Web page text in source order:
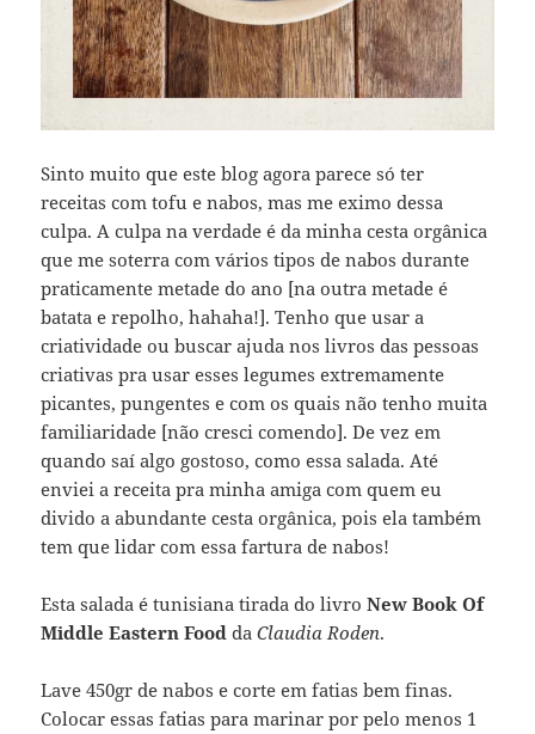
Sinto muito que este blog agora parece só ter
receitas com tofu e nabos, mas me eximo dessa
culpa. A culpa na verdade é da minha cesta orgânica
que me soterra com vários tipos de nabos durante
praticamente metade do ano [na outra metade é
batata e repolho, hahaha!]. Tenho que usar a
criatividade ou buscar ajuda nos livros das pessoas
criativas pra usar esses legumes extremamente
picantes, pungentes e com os quais não tenho muita
familiaridade [não cresci comendo]. De vez em
quando saí algo gostoso, como essa salada. Até
enviei a receita pra minha amiga com quem eu
divido a abundante cesta orgânica, pois ela também
tem que lidar com essa fartura de nabos!
Esta salada é tunisiana tirada do livroNew Book Of
Middle Eastern Food daClaudia Roden.
Lave 450gr de nabos e corte em fatias bem finas.
Colocar essas fatias para marinar por pelo menos 1